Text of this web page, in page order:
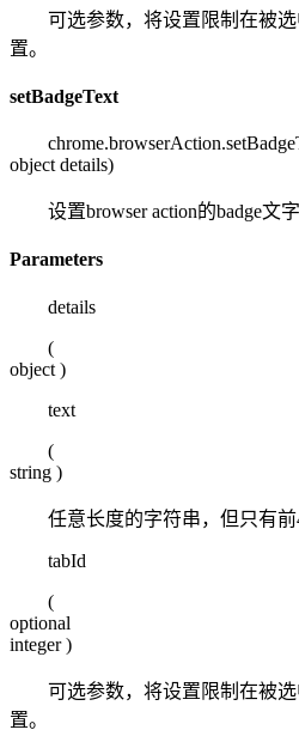
可选参数，将设置限制在被
置。
setBadgeText
object details)
设置browser action的badge文
Parameters
details
(
object )
text
(
string )
任意长度的字符串，但只有前
tabId
(
optional
integer)
可选参数，将设置限制在被
置。